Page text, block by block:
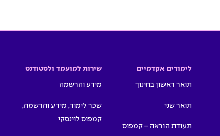
לימודים אקדמיים
תואר ראשון בחינוך
תואר שני
תעודת הוראה – קמפוס
שירות למועמד ולסטודנט
מידע והרשמה
שכר לימוד, מידע והרשמה,
קמפוס לוינסקי